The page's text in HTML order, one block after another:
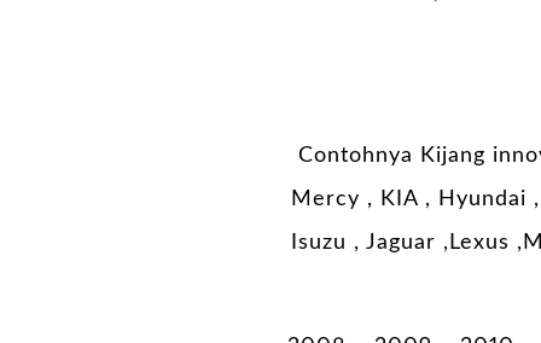
Contohnya Kijang
Mercy , KIA , Hyundai
Isuzu , Jaguar ,Lexus